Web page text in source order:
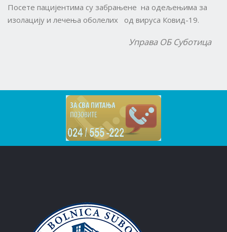
Посете пацијентима су забрањене на одељењима за
изолацију и лечења оболелих од вируса Ковид-19.
Управа ОБ Суботица